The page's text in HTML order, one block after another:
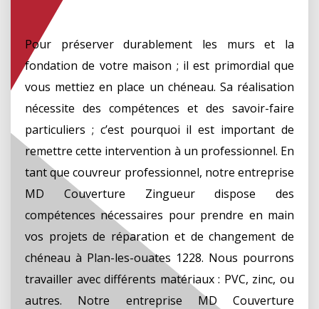
Pour préserver durablement les murs et la
fondation de votre maison ; il est primordial que
vous mettiez en place un chéneau. Sa réalisation
nécessite des compétences et des savoir-faire
particuliers ; c’est pourquoi il est important de
remettre cette intervention à un professionnel. En
tant que couvreur professionnel, notre entreprise
MD Couverture Zingueur dispose des
compétences nécessaires pour prendre en main
vos projets de réparation et de changement de
chéneau à Plan-les-ouates 1228. Nous pourrons
travailler avec différents matériaux : PVC, zinc, ou
autres. Notre entreprise MD Couverture